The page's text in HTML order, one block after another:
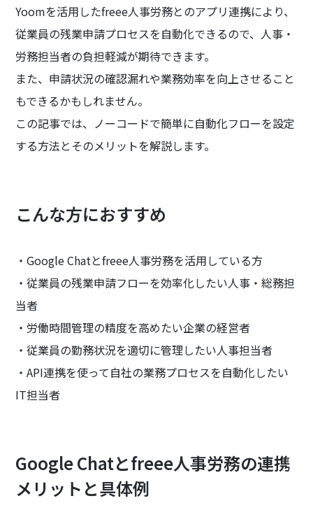
Yoomを活用したfreee人事労務とのアプリ連携により、
従業員の残業申請プロセスを自動化できるので、人事・
労務担当者の負担軽減が期待できます。
また、申請状況の確認漏れや業務効率を向上させること
もできるかもしれません。
この記事では、ノーコードで簡単に自動化フローを設定
する方法とそのメリットを解説します。
こんな方におすすめ
・Google Chatとfreee人事労務を活用している方
・従業員の残業申請フローを効率化したい人事・総務担
当者
・労働時間管理の精度を高めたい企業の経営者
・従業員の勤務状況を適切に管理したい人事担当者
・API連携を使って自社の業務プロセスを自動化したい
IT担当者
Google Chatとfreee人事労務の連携
メリットと具体例